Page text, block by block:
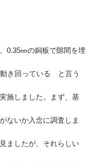
0.35㎜の銅板で隙間を埋
き回っている と言う
施しました。まず、基
ないか入念に調査しま
ましたが、それらしい